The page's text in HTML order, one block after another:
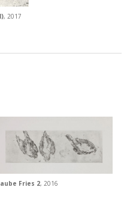
, 2017
Fries 2, 2016